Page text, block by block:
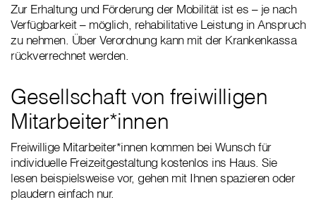
Zur Erhaltung und Förderung der Mobilität ist es – je nach
Verfügbarkeit – möglich, rehabilitative Leistung in Anspruch
zu nehmen. Über Verordnung kann mit der Krankenkassa
rückverrechnet werden.
Gesellschaft von freiwilligen
Mitarbeiter*innen
Freiwillige Mitarbeiter*innen kommen bei Wunsch für
individuelle Freizeitgestaltung kostenlos ins Haus. Sie
lesen beispielsweise vor, gehen mit Ihnen spazieren oder
plaudern einfach nur.